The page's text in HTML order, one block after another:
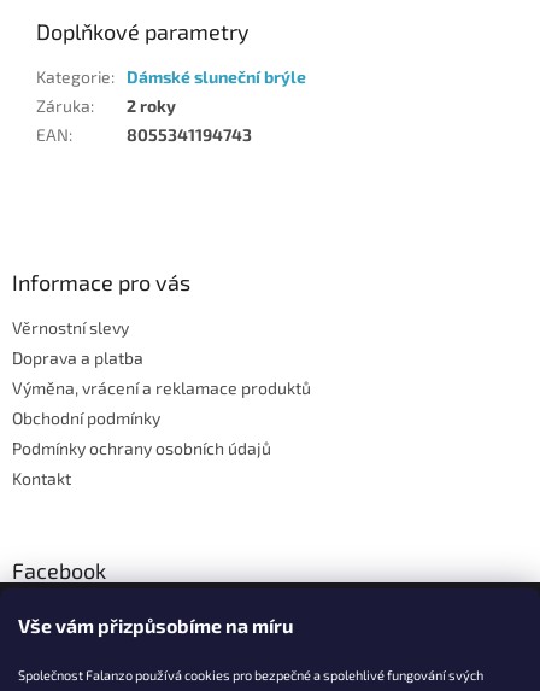
Vše vám přizpůsobíme na míru
Společnost Falanzo používá cookies pro bezpečné a spolehlivé fungování svých
Doplňkové parametry
Kategorie:
Dámské sluneční brýle
Záruka:
2 roky
EAN: 8055341194743
Informace pro vás
Věrnostní slevy
Doprava a platba
Výměna, vrácení a reklamace produktů
Obchodní podmínky
Podmínky ochrany osobních údajů
Kontakt
Facebook